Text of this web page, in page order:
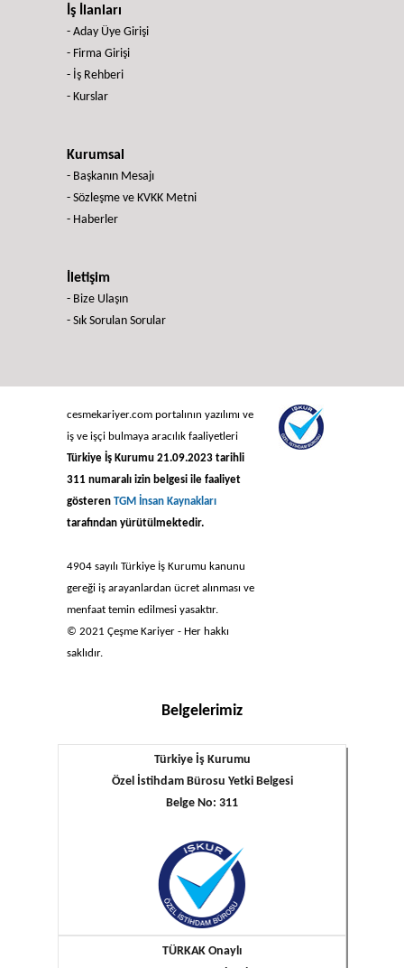
İş İlanları
- Aday Üye Girişi
- Firma Girişi
- İş Rehberi
- Kurslar
Kurumsal
- Başkanın Mesajı
- Sözleşme ve KVKK Metni
- Haberler
İletişim
- Bize Ulaşın
- Sık Sorulan Sorular
cesmekariyer.com portalının yazılımı ve
iş ve işçi bulmaya aracılık faaliyetleri
Türkiye İş Kurumu 21.09.2023 tarihli
311 numaralı izin belgesi ile faaliyet
gösteren TGM İnsan Kaynakları
tarafından yürütülmektedir.
4904 sayılı Türkiye İş Kurumu kanunu
gereği iş arayanlardan ücret alınması ve
menfaat temin edilmesi yasaktır.
© 2021 Çeşme Kariyer - Her hakkı
saklıdır.
Belgelerimiz
Türkiye İş Kurumu
Özel İstihdam Bürosu Yetki Belgesi
Belge No: 311
TÜRKAK Onaylı